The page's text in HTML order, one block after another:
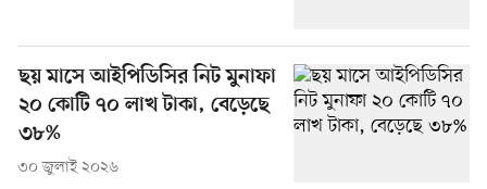
ছয় মাসে আইপিডিসির নিট মুনাফা
২০ কোটি ৭০ লাখ টাকা, বেড়েছে
৩৮%
৩০ জুলাই ২০২৬